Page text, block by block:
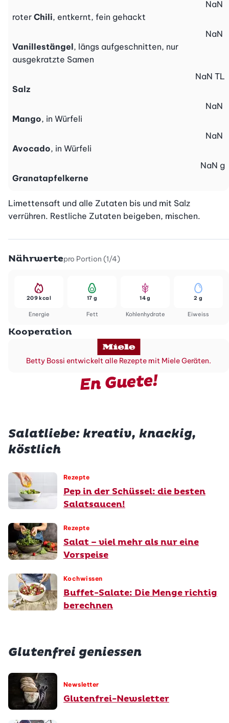
roter Chili, entkernt, fein gehackt
NaN
Vanillestängel, längs aufgeschnitten, nur
ausgekratzte Samen
NaN
Salz
NaN TL
Mango, in Würfeli
NaN
Avocado, in Würfeli
NaN
Granatapfelkerne
NaN g
Limettensaft und alle Zutaten bis und mit Salz
verrühren. Restliche Zutaten beigeben, mischen.
Nährwertepro Portion (1/4)
Energie
209 kcal
Fett
17 g
Kohlenhydrate
14 g
Eiweiss
2 g
Kooperation
Betty Bossi entwickelt alle Rezepte mit Miele Geräten.
En Guete!
Salatliebe: kreativ, knackig,
köstlich
Rezepte
Pep in der Schüssel: die besten
Salatsaucen!
Rezepte
Salat – viel mehr als nur eine
Vorspeise
Kochwissen
Buffet-Salate: Die Menge richtig
berechnen
Glutenfrei geniessen
Newsletter
Glutenfrei-Newsletter